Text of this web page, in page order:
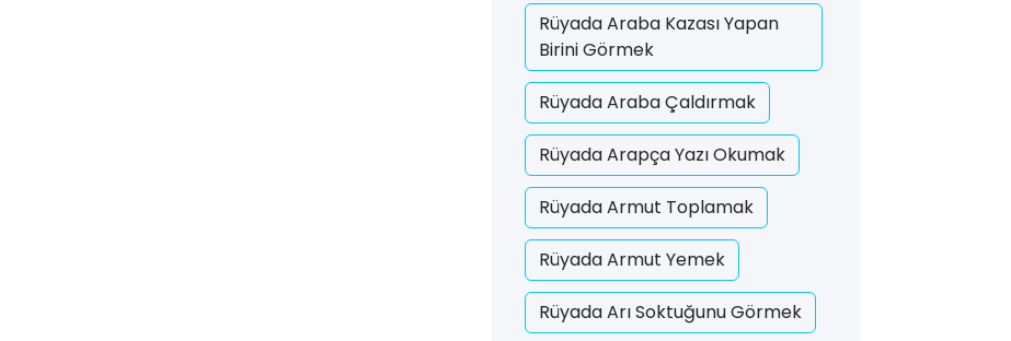
Rüyada Araba Kazası Yapan
Birini Görmek
Rüyada Araba Çaldırmak
Rüyada Arapça Yazı Okumak
Rüyada Armut Toplamak
Rüyada Armut Yemek
Rüyada Arı Soktuğunu Görmek